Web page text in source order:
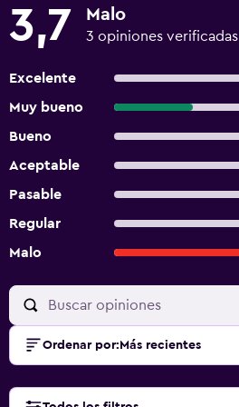
3,7 Malo
3 opiniones verificadas
Excelente
Muy bueno
Bueno
Aceptable
Pasable
Regular
Malo
Ordenar por: Más recientes